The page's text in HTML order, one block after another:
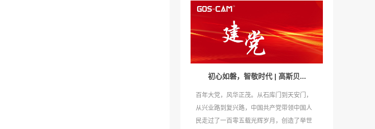
初心如磐，智敬时代 | 高斯贝...
百年大党，风华正茂。从石库门到天安门，
从兴业路到复兴路，中国共产党带领中国人
民走过了一百零五载光辉岁月，创造了举世